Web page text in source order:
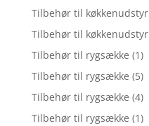
Tilbehør til køkkenudstyr
Tilbehør til køkkenudstyr
Tilbehør til rygsække (1)
Tilbehør til rygsække (5)
Tilbehør til rygsække (4)
Tilbehør til rygsække (1)